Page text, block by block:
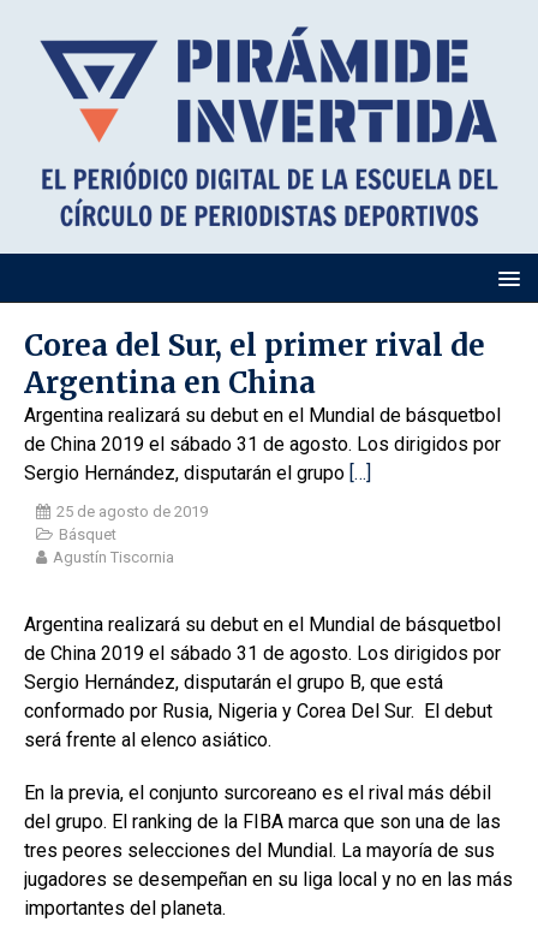
Corea del Sur, el primer rival de
Argentina en China
Argentina realizará su debut en el Mundial de básquetbol
de China 2019 el sábado 31 de agosto. Los dirigidos por
Sergio Hernández, disputarán el grupo […]
25 de agosto de 2019
Básquet
Agustín Tiscornia
Argentina realizará su debut en el Mundial de básquetbol
de China 2019 el sábado 31 de agosto. Los dirigidos por
Sergio Hernández, disputarán el grupo B, que está
conformado por Rusia, Nigeria y Corea Del Sur. El debut
será frente al elenco asiático.
En la previa, el conjunto surcoreano es el rival más débil
del grupo. El ranking de la FIBA marca que son una de las
tres peores selecciones del Mundial. La mayoría de sus
jugadores se desempeñan en su liga local y no en las más
importantes del planeta.